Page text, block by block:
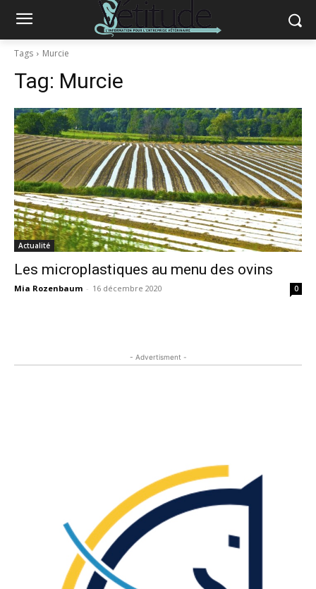
Tags Murcie
Tag: Murcie
Actualité
Les microplastiques au menu des ovins
Mia Rozenbaum - 16 décembre 2020 0
- Advertisment -